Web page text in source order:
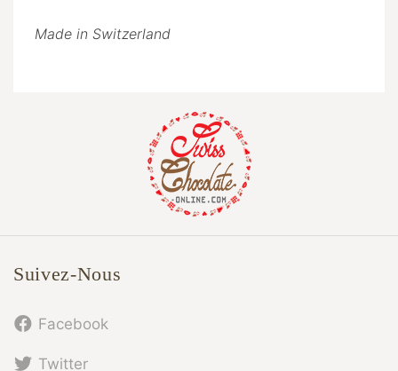
Made in Switzerland
Suivez-Nous
Facebook
Twitter